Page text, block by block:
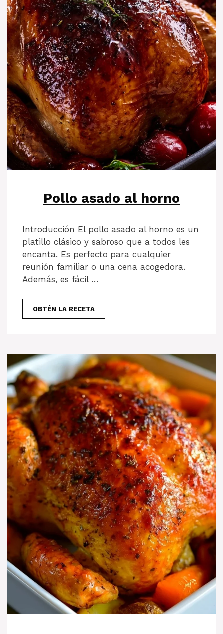
Pollo asado al horno
Introducción El pollo asado al horno es un
platillo clásico y sabroso que a todos les
encanta. Es perfecto para cualquier
reunión familiar o una cena acogedora.
Además, es fácil …
OBTÉN LA RECETA